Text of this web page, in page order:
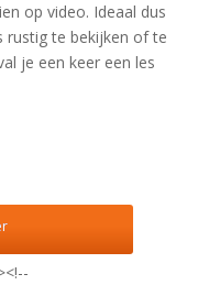
op video. Ideaal dus
rustig te bekijken of te
je een keer een les